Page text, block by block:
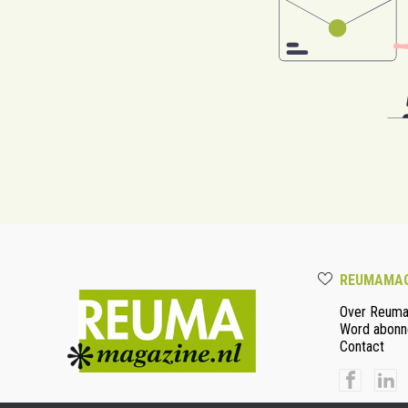
Over
Word
Contact